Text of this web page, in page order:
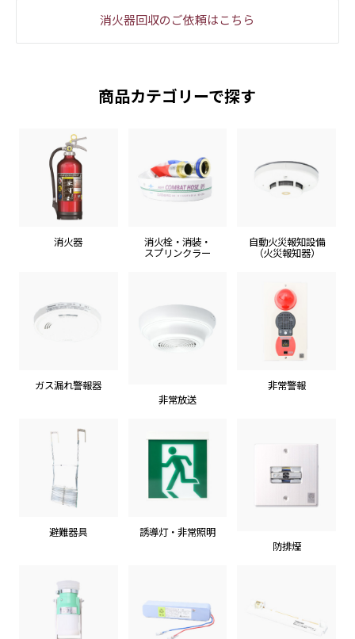
消火器回収のご依頼はこちら
商品カテゴリーで探す
消火器
消火栓・消装・
スプリンクラー
自動火災報知設備
（火災報知器）
ガス漏れ警報器
非常放送
非常警報
避難器具
誘導灯・非常照明
防排煙